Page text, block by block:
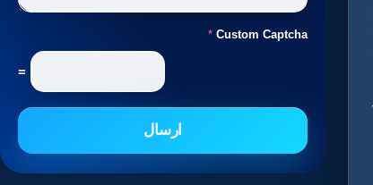
Custom Captcha
*
=
ارسال